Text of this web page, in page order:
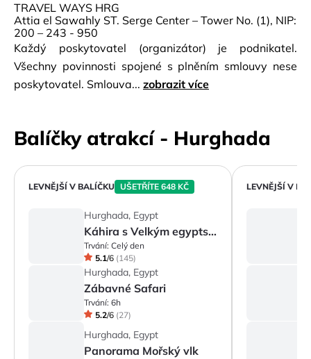
TRAVEL WAYS HRG
Attia el Sawahly ST. Serge Center – Tower No. (1), NIP:
200 – 243 - 950
Každý poskytovatel (organizátor) je podnikatel.
Všechny povinnosti spojené s plněním smlouvy nese
poskytovatel. Smlouva... zobrazit více
Balíčky atrakcí - Hurghada
LEVNĚJŠÍ V BALÍČKU UŠETŘÍTE 648 KČ
Hurghada, Egypt
Káhira s Velkým egyptským muzeem
Trvání: Celý den
5.1/6 (145)
Hurghada, Egypt
Zábavné Safari
Trvání: 6h
5.2/6 (27)
Hurghada, Egypt
Panorama Mořský vlk
LEVNĚJŠÍ V